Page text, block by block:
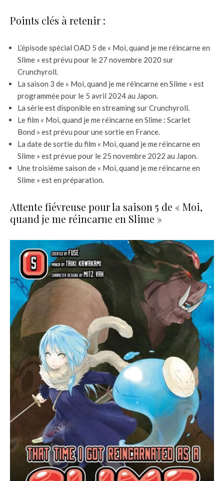
Points clés à retenir :
L’épisode spécial OAD 5 de « Moi, quand je me réincarne en
Slime » est prévu pour le 27 novembre 2020 sur
Crunchyroll.
La saison 3 de « Moi, quand je me réincarne en Slime » est
programmée pour le 5 avril 2024 au Japon.
La série est disponible en streaming sur Crunchyroll.
Le film « Moi, quand je me réincarne en Slime : Scarlet
Bond » est prévu pour une sortie en France.
La date de sortie du film « Moi, quand je me réincarne en
Slime » est prévue pour le 25 novembre 2022 au Japon.
Une troisième saison de « Moi, quand je me réincarne en
Slime » est en préparation.
Attente fiévreuse pour la saison 5 de « Moi,
quand je me réincarne en Slime »